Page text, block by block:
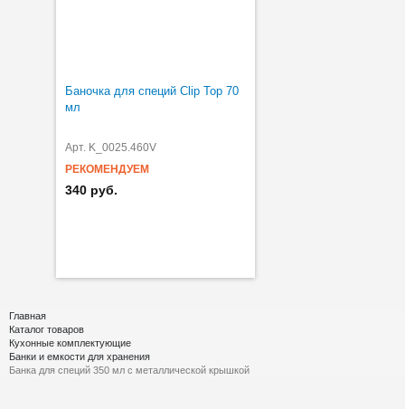
Баночка для специй Clip Top 70
мл
Арт. K_0025.460V
РЕКОМЕНДУЕМ
340 руб.
Главная
Каталог товаров
Кухонные комплектующие
Банки и емкости для хранения
Банка для специй 350 мл с металлической крышкой